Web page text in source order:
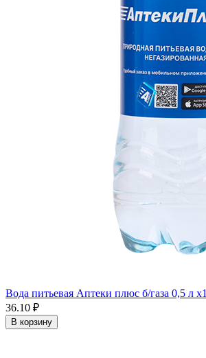
Вода питьевая Аптеки плюс б/газа 0,5 л x1
36.10 ₽
В корзину